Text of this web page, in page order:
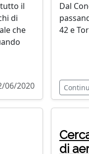
il
di
che
06/2020
Dal
42 e
di